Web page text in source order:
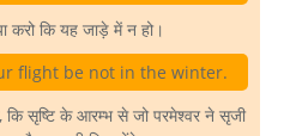
करो कि यह जाड़े में न हो।
flight be not in the winter.
सृष्टि के आरम्भ से जो परमेश्वर ने सृजी